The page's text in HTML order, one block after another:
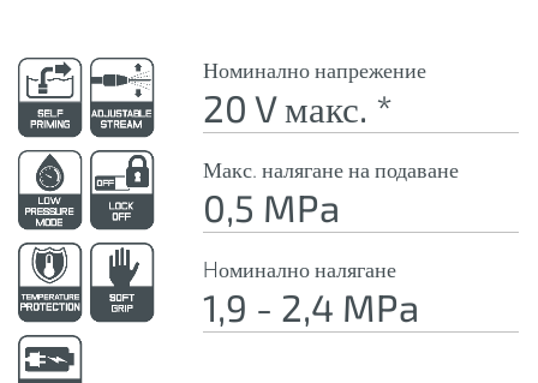
Номинално напрежение
20 V макс. *
Макс. налягане на подаване
0,5 MPa
Hоминално налягане
1,9 - 2,4 MPa